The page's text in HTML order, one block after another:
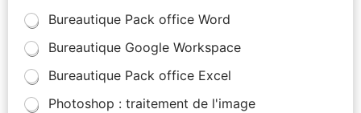
Bureautique Pack office Word
Bureautique Google Workspace
Bureautique Pack office Excel
Photoshop : traitement de l'image